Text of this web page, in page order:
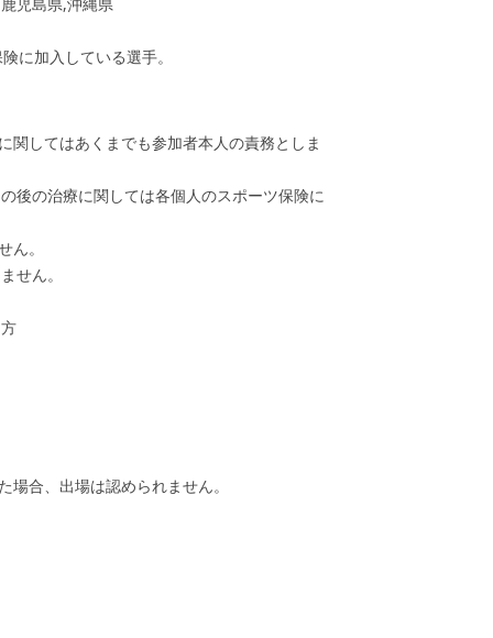
に加入している選手。
してはあくまでも参加者本人の責務としま
後の治療に関しては各個人のスポーツ保険に
。
せん。
合、出場は認められません。